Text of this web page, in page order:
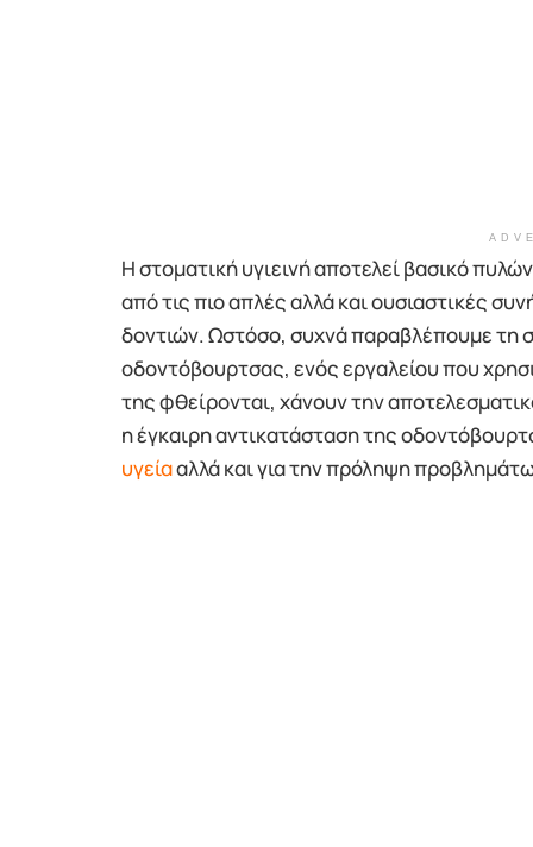
Η στοματική υγιεινή αποτελεί βασικό
από τις πιο απλές αλλά και ουσιαστικές
δοντιών. Ωστόσο, συχνά παραβλέπουμε τη
οδοντόβουρτσας, ενός εργαλείου που
της φθείρονται, χάνουν την
η έγκαιρη αντικατάσταση της
υγείααλλά και για την πρόληψη